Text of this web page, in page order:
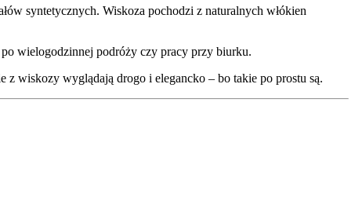
syntetycznych. Wiskoza pochodzi z naturalnych włókien
po wielogodzinnej podróży czy pracy przy biurku.
z wiskozy wyglądają drogo i elegancko – bo takie po prostu są.